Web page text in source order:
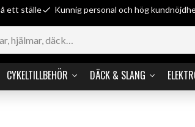
ett ställe Kunnig personal och hög
CYKELTILLBEHÖR DÄCK & SLANG